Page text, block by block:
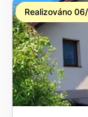
Realizováno